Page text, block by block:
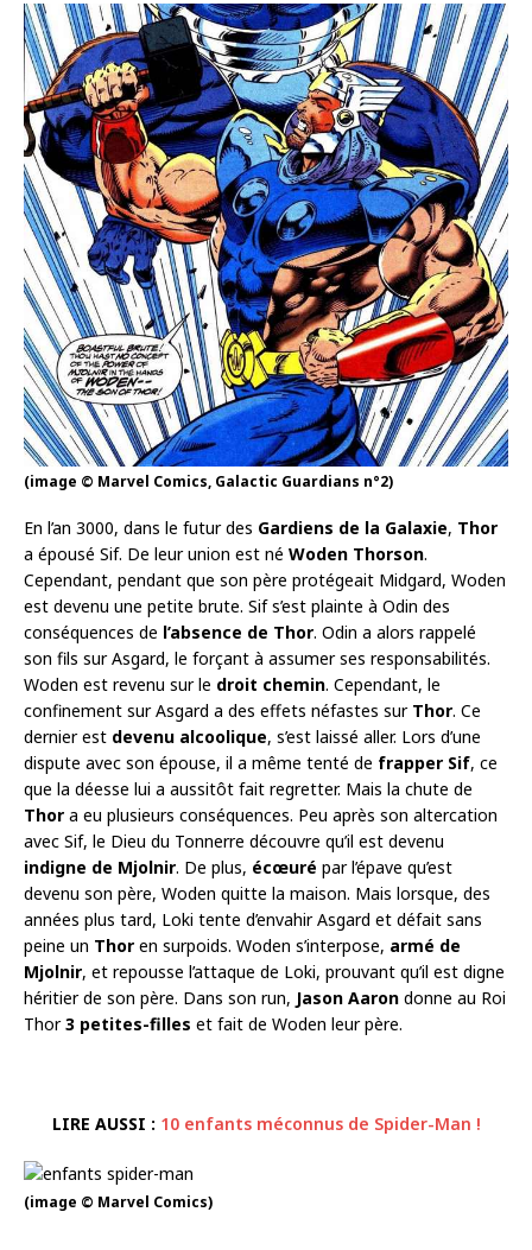
(image © Marvel Comics, Galactic Guardians n°2)
En l’an 3000, dans le futur des Gardiens de la Galaxie, Thor
a épousé Sif. De leur union est né Woden Thorson.
Cependant, pendant que son père protégeait Midgard, Woden
est devenu une petite brute. Sif s’est plainte à Odin des
conséquences de l’absence de Thor. Odin a alors rappelé
son fils sur Asgard, le forçant à assumer ses responsabilités.
Woden est revenu sur le droit chemin. Cependant, le
confinement sur Asgard a des effets néfastes sur Thor. Ce
dernier est devenu alcoolique, s’est laissé aller. Lors d’une
dispute avec son épouse, il a même tenté de frapper Sif, ce
que la déesse lui a aussitôt fait regretter. Mais la chute de
Thor a eu plusieurs conséquences. Peu après son altercation
avec Sif, le Dieu du Tonnerre découvre qu’il est devenu
indigne de Mjolnir. De plus, écœuré par l’épave qu’est
devenu son père, Woden quitte la maison. Mais lorsque, des
années plus tard, Loki tente d’envahir Asgard et défait sans
peine un Thor en surpoids. Woden s’interpose, armé de
Mjolnir, et repousse l’attaque de Loki, prouvant qu’il est digne
héritier de son père. Dans son run, Jason Aaron donne au Roi
Thor3 petites-filles et fait de Woden leur père.
LIRE AUSSI : 10 enfants méconnus de Spider-Man !
(image © Marvel Comics)